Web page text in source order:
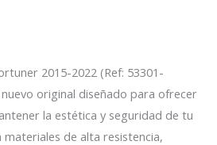
2015-2022 (Ref: 53301-
original diseñado para ofrecer
la estética y seguridad de tu
materiales de alta resistencia,